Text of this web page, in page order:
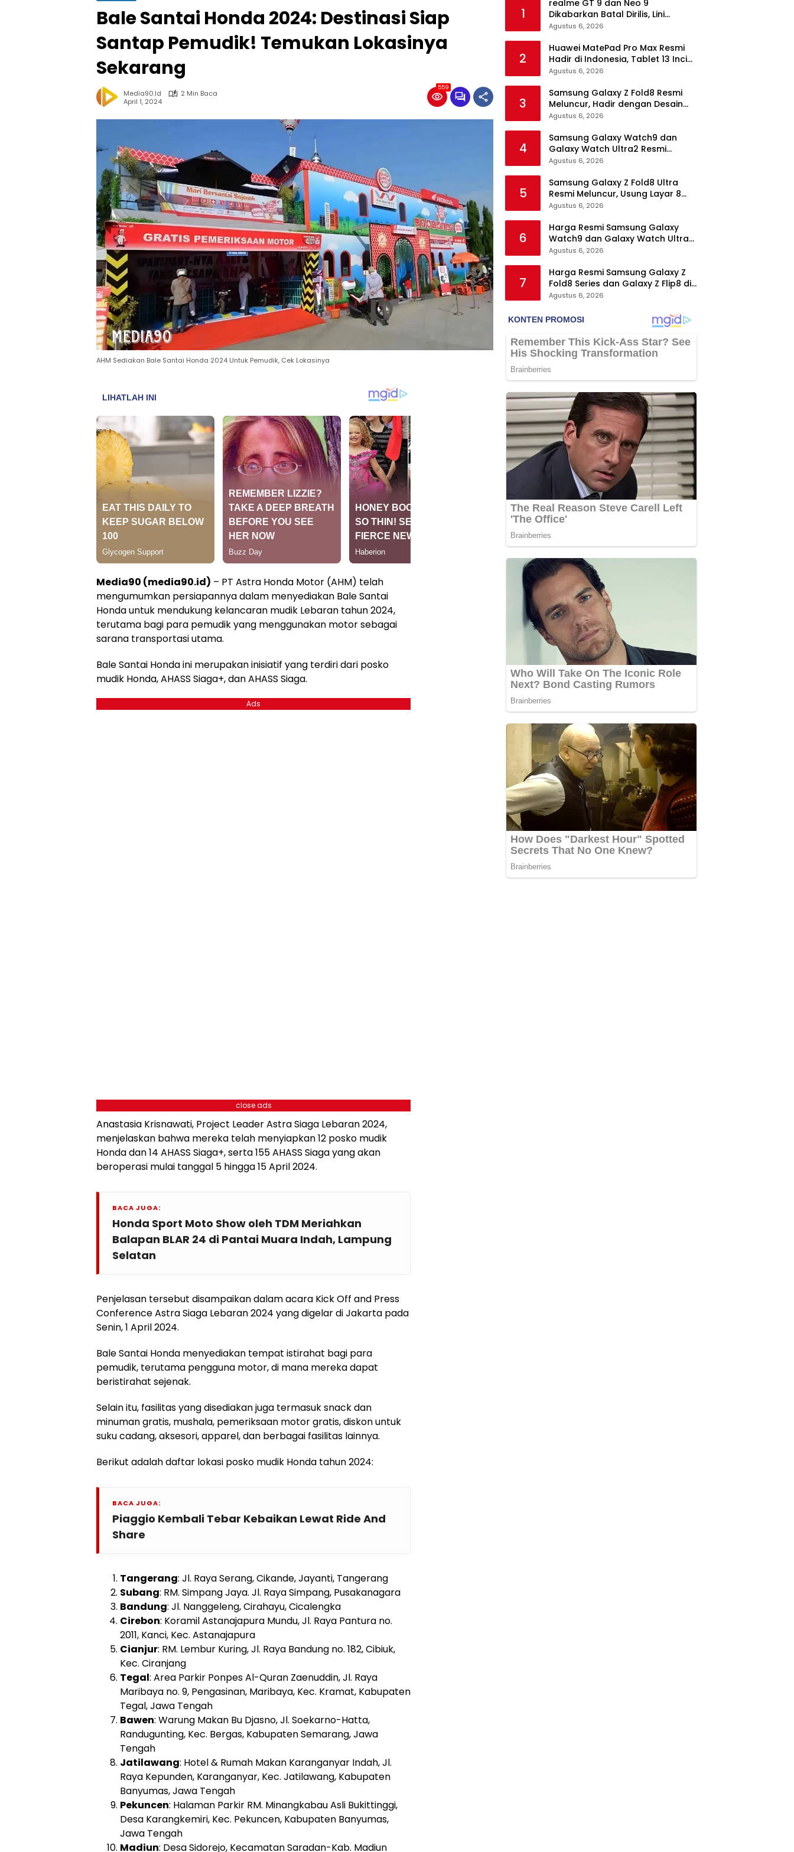
Bale Santai Honda 2024: Destinasi Siap
Santap Pemudik! Temukan Lokasinya
Sekarang
Media90.id
2 Min Baca
April 1, 2024
559
AHM Sediakan Bale Santai Honda 2024 Untuk Pemudik, Cek Lokasinya
Media90 (media90.id) – PT Astra Honda Motor (AHM) telah
mengumumkan persiapannya dalam menyediakan Bale Santai
Honda untuk mendukung kelancaran mudik Lebaran tahun 2024,
terutama bagi para pemudik yang menggunakan motor sebagai
sarana transportasi utama.
Bale Santai Honda ini merupakan inisiatif yang terdiri dari posko
mudik Honda, AHASS Siaga+, dan AHASS Siaga.
Ads
close ads
Anastasia Krisnawati, Project Leader Astra Siaga Lebaran 2024,
menjelaskan bahwa mereka telah menyiapkan 12 posko mudik
Honda dan 14 AHASS Siaga+, serta 155 AHASS Siaga yang akan
beroperasi mulai tanggal 5 hingga 15 April 2024.
BACA JUGA:
Honda Sport Moto Show oleh TDM Meriahkan
Balapan BLAR 24 di Pantai Muara Indah, Lampung
Selatan
Penjelasan tersebut disampaikan dalam acara Kick Off and Press
Conference Astra Siaga Lebaran 2024 yang digelar di Jakarta pada
Senin, 1 April 2024.
Bale Santai Honda menyediakan tempat istirahat bagi para
pemudik, terutama pengguna motor, di mana mereka dapat
beristirahat sejenak.
Selain itu, fasilitas yang disediakan juga termasuk snack dan
minuman gratis, mushala, pemeriksaan motor gratis, diskon untuk
suku cadang, aksesori, apparel, dan berbagai fasilitas lainnya.
Berikut adalah daftar lokasi posko mudik Honda tahun 2024:
BACA JUGA:
Piaggio Kembali Tebar Kebaikan Lewat Ride And
Share
Tangerang: Jl. Raya Serang, Cikande, Jayanti, Tangerang
Subang: RM. Simpang Jaya. Jl. Raya Simpang, Pusakanagara
Bandung: Jl. Nanggeleng, Cirahayu, Cicalengka
Cirebon: Koramil Astanajapura Mundu, Jl. Raya Pantura no.
2011, Kanci, Kec. Astanajapura
Cianjur: RM. Lembur Kuring, Jl. Raya Bandung no. 182, Cibiuk,
Kec. Ciranjang
Tegal: Area Parkir Ponpes Al-Quran Zaenuddin, Jl. Raya
Maribaya no. 9, Pengasinan, Maribaya, Kec. Kramat, Kabupaten
Tegal, Jawa Tengah
Bawen: Warung Makan Bu Djasno, Jl. Soekarno-Hatta,
Randugunting, Kec. Bergas, Kabupaten Semarang, Jawa
Tengah
Jatilawang: Hotel & Rumah Makan Karanganyar Indah, Jl.
Raya Kepunden, Karanganyar, Kec. Jatilawang, Kabupaten
Banyumas, Jawa Tengah
Pekuncen: Halaman Parkir RM. Minangkabau Asli Bukittinggi,
Desa Karangkemiri, Kec. Pekuncen, Kabupaten Banyumas,
Jawa Tengah
Madiun: Desa Sidorejo, Kecamatan Saradan-Kab. Madiun
1
realme GT 9 dan Neo 9
Dikabarkan Batal Dirilis, Lini
Flagship realme Terancam
Agustus 6, 2026
2
Huawei MatePad Pro Max Resmi
Hadir di Indonesia, Tablet 13 Inci
Tertipis dan Teringan
Agustus 6, 2026
3
Samsung Galaxy Z Fold8 Resmi
Meluncur, Hadir dengan Desain
Lebih Pendek dan Lebar
Agustus 6, 2026
4
Samsung Galaxy Watch9 dan
Galaxy Watch Ultra2 Resmi
Meluncur, Bawa AI, Snapdragon
Baru
Agustus 6, 2026
5
Samsung Galaxy Z Fold8 Ultra
Resmi Meluncur, Usung Layar 8
Inci, Kamera 200MP dan
Agustus 6, 2026
6
Harga Resmi Samsung Galaxy
Watch9 dan Galaxy Watch Ultra2
di Indonesia, Mulai Rp5,9 Jutaan
Agustus 6, 2026
7
Harga Resmi Samsung Galaxy Z
Fold8 Series dan Galaxy Z Flip8 di
Indonesia, Mulai Rp19 Jutaan
Agustus 6, 2026